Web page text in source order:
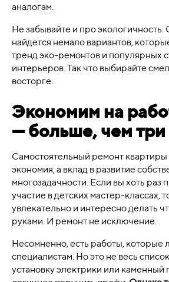
аналогам.
Не забывайте и про экологичность.
найдется немало вариантов,
тренд эко-ремонтов и популярных
интерьеров. Так что выбирайте
восторге.
Экономим на
— больше, чем
Самостоятельный ремонт квартиры
экономия, а вклад в развитие
многозадачности. Если вы хоть раз
участие в детских мастер-классах,
увлекательно и интересно делать
руками. И ремонт не исключение.
Несомненно, есть работы, которые
специалистам. Но это не весь
установку электрики или каменный